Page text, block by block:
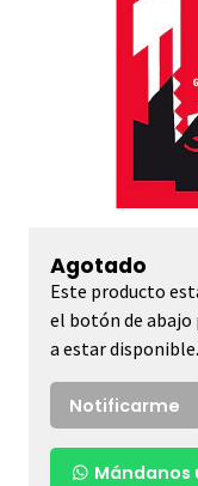
Agotado
Este producto
el botón de abajo
a estar disponible.
Notificarme
Mándanos